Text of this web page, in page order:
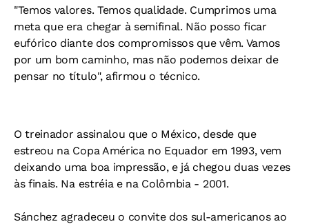
"Temos valores. Temos qualidade. Cumprimos uma
meta que era chegar à semifinal. Não posso ficar
eufórico diante dos compromissos que vêm. Vamos
por um bom caminho, mas não podemos deixar de
pensar no título", afirmou o técnico.
O treinador assinalou que o México, desde que
estreou na Copa América no Equador em 1993, vem
deixando uma boa impressão, e já chegou duas vezes
às finais. Na estréia e na Colômbia - 2001.
Sánchez agradeceu o convite dos sul-americanos ao